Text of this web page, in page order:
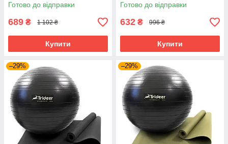
Готово до відправки
689 ₴ 1 102 ₴
Купити
Готово до відправки
632 ₴ 996 ₴
Купити
–29% –29%